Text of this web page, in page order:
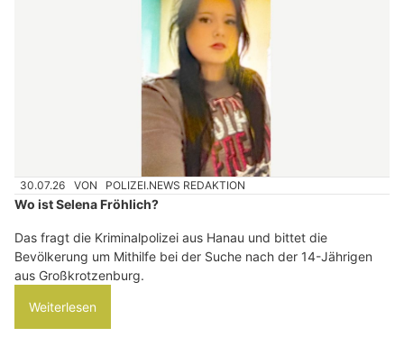
30.07.26 VON POLIZEI.NEWS REDAKTION
Wo ist Selena Fröhlich?
Das fragt die Kriminalpolizei aus Hanau und bittet die
Bevölkerung um Mithilfe bei der Suche nach der 14-Jährigen
aus Großkrotzenburg.
Weiterlesen